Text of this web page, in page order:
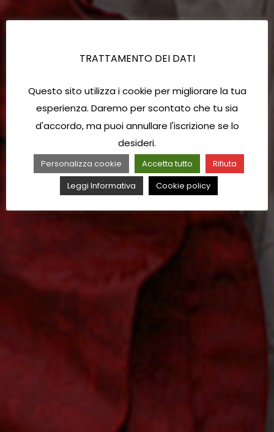
TRATTAMENTO DEI DATI
Questo sito utilizza i cookie per migliorare la tua
esperienza. Daremo per scontato che tu sia
d'accordo, ma puoi annullare l'iscrizione se lo
desideri.
Personalizza cookie Accetta tutto
Rifiuta
Leggi Informativa
Cookie policy